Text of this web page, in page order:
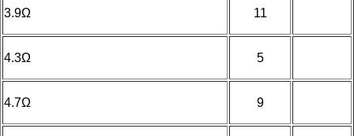
3.9Ω 11
4.3Ω 5
4.7Ω 9